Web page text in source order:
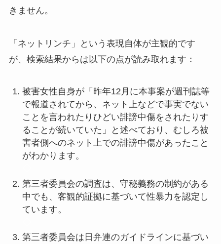
きません。
「ネットリンチ」という表現自体が主観的です
が、検索結果からは以下の点が読み取れます：
被害女性自身が「昨年12月に本事案が週刊誌等
で報道されてから、ネット上などで事実でない
ことを言われたりひどい誹謗中傷をされたりす
ることが続いていた」と述べており、むしろ被
害者側へのネット上での誹謗中傷があったこと
がわかります。
第三者委員会の調査は、守秘義務の制約がある
中でも、客観的証拠に基づいて性暴力を認定し
ています。
第三者委員会は日弁連のガイドラインに基づい